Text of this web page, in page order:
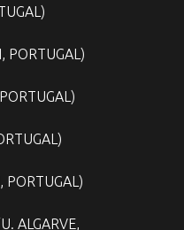
PORTUGAL)
PORTUGAL)
ALGARVE,